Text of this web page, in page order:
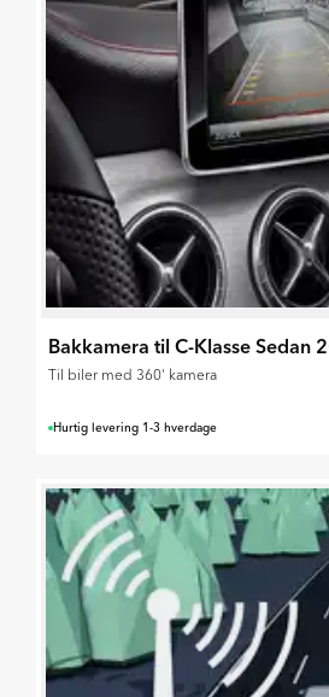
Til biler med 360' kamera
Hurtig levering 1-3 hverdage